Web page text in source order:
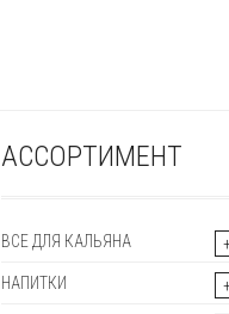
АССОРТИМЕНТ
ВСЕ ДЛЯ КАЛЬЯНА
НАПИТКИ